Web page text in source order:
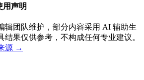
用声明
辑团队维护，部分内容采用 AI 辅助生
结果仅供参考，不构成任何专业建议。
源 →